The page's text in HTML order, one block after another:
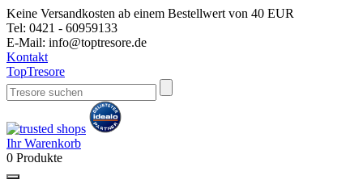
Keine Versandkosten ab einem Bestellwert von 40 EUR
Tel: 0421 - 60959133
E-Mail: info@toptresore.de
Kontakt
TopTresore
Ihr Warenkorb
0 Produkte